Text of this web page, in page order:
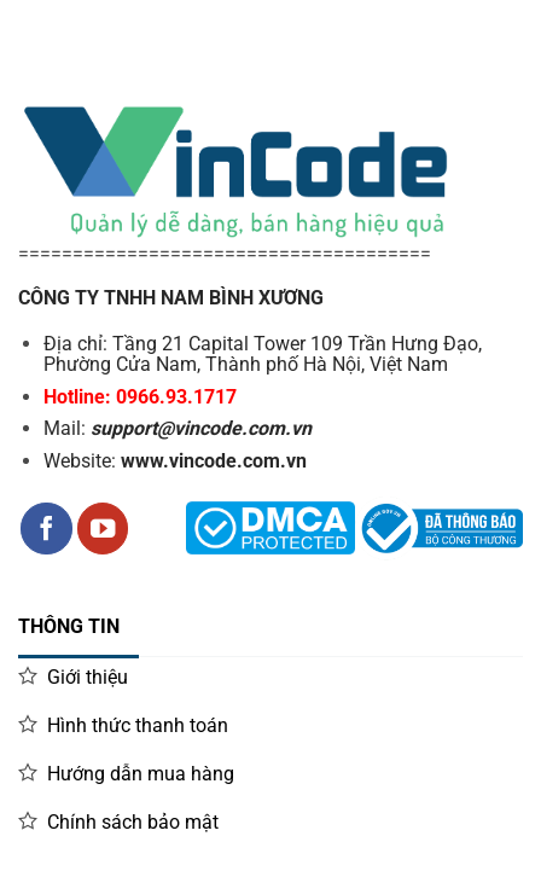
======================================
CÔNG TY TNHH NAM BÌNH XƯƠNG
Địa chỉ: Tầng 21 Capital Tower 109 Trần Hưng Đạo,
Phường Cửa Nam, Thành phố Hà Nội, Việt Nam
Hotline: 0966.93.1717
Mail: support@vincode.com.vn
Website: www.vincode.com.vn
THÔNG TIN
Giới thiệu
Hình thức thanh toán
Hướng dẫn mua hàng
Chính sách bảo mật